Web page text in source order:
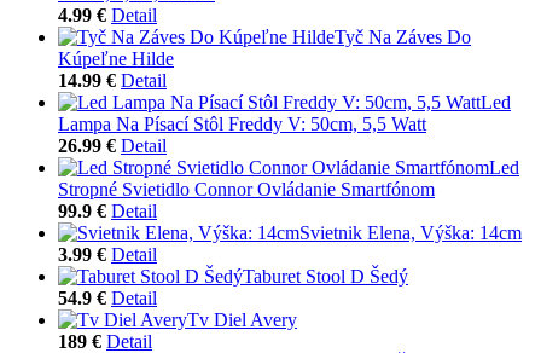
4.99 € Detail
Tyč Na Záves Do
Kúpeľne Hilde
14.99 € Detail
Led
Lampa Na Písací Stôl Freddy V: 50cm, 5,5 Watt
26.99 € Detail
Led
Stropné Svietidlo Connor Ovládanie Smartfónom
99.9 € Detail
Svietnik Elena, Výška: 14cm
3.99 € Detail
Taburet Stool D Šedý
54.9 € Detail
Tv Diel Avery
189 € Detail